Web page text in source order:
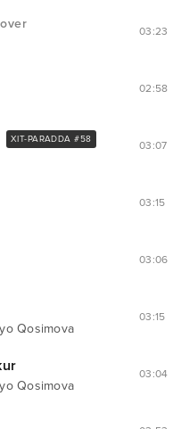
03:23
02:58
XIT-PARADDA #58 03:07
03:15
03:06
Qosimova
03:15
Qosimova
03:04